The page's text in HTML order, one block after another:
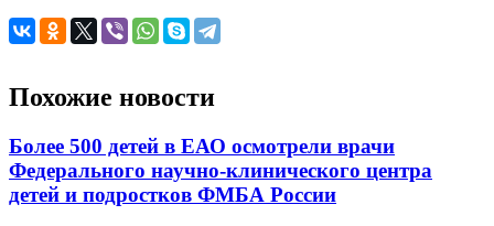
Похожие новости
Более 500 детей в ЕАО осмотрели врачи
Федерального научно-клинического центра
детей и подростков ФМБА России